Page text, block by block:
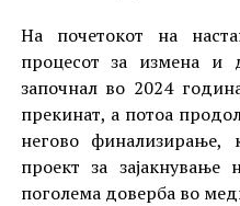
На почетокот на
процесот за измена и
започнал во 2024
прекинат, а потоа
негово
проект за зајакнување
поголема доверба во